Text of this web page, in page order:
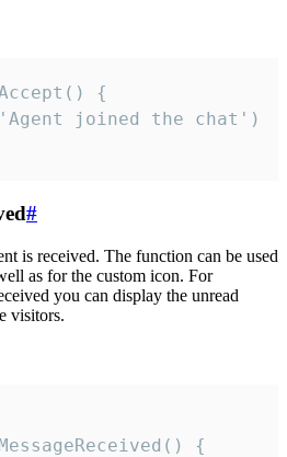
{
#
is received. The function can be used
as for the custom icon. For
you can display the unread
visitors.
{